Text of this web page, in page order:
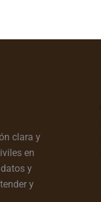
clara y
en
y
y